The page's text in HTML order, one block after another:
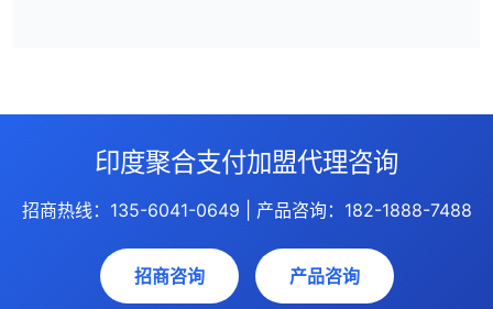
印度聚合支付加盟代理咨询
招商热线：135-6041-0649 | 产品咨询：182-1888-7488
招商咨询 产品咨询